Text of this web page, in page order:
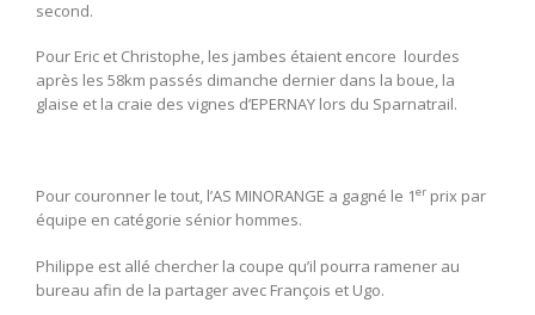
second.
Pour Eric et Christophe, les jambes étaient encore lourdes
après les 58km passés dimanche dernier dans la boue, la
glaise et la craie des vignes d’EPERNAY lors du Sparnatrail.
Pour couronner le tout, l’AS MINORANGE a gagné le 1er prix par
équipe en catégorie sénior hommes.
Philippe est allé chercher la coupe qu’il pourra ramener au
bureau afin de la partager avec François et Ugo.